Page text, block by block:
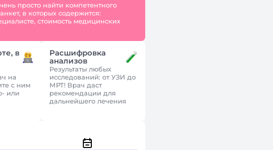
просто найти компетентного
в которых содержится:
стоимость медицинских
в
на
с ним
или
Расшифровка
анализов
Результаты любых
исследований: от УЗИ до
МРТ! Врач даст
рекомендации для
дальнейшего лечения